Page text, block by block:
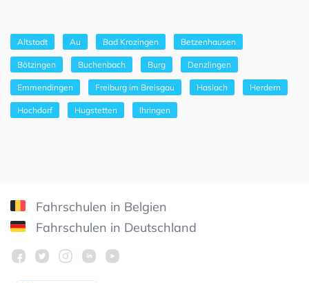
Altstadt Au Bad Krozingen Betzenhausen
Bötzingen Buchenbach Burg Denzlingen
Emmendingen Freiburg im Breisgau Haslach Herdern
Hochdorf Hugstetten Ihringen
Fahrschulen in Belgien
Fahrschulen in Deutschland